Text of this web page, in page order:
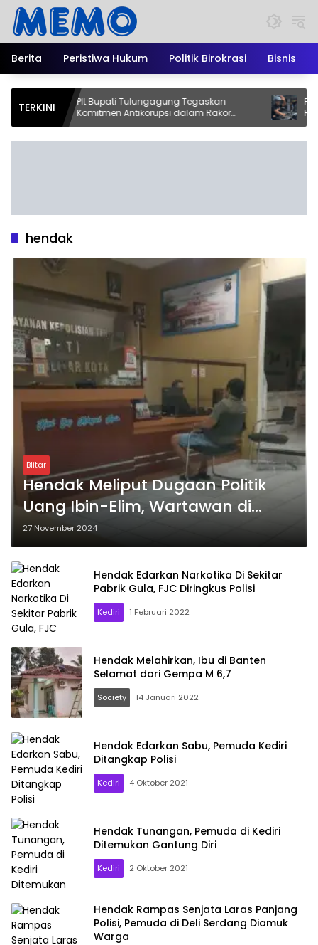
Langsung
konten
Berita
Peristiwa Hukum Politik Birokrasi Bisnis
TERKINIPlt Bupati Tulungagung Tegaskan
Komitmen Antikorupsi dalam Rakor
Penguatan Integritas di Grahadi
Ribuan
R2T, Plt
Gerakan
hendak
Blitar
Hendak Meliput Dugaan Politik
Uang Ibin-Elim, Wartawan di
Blitar Dipukuli Preman
27 November 2024
Hendak Edarkan Narkotika Di Sekitar
Pabrik Gula, FJC Diringkus Polisi
Kediri 1 Februari 2022
Hendak Melahirkan, Ibu di Banten
Selamat dari Gempa M 6,7
Society 14 Januari 2022
Hendak Edarkan Sabu, Pemuda Kediri
Ditangkap Polisi
Kediri 4 Oktober 2021
Hendak Tunangan, Pemuda di Kediri
Ditemukan Gantung Diri
Kediri 2 Oktober 2021
Hendak Rampas Senjata Laras Panjang
Polisi, Pemuda di Deli Serdang Diamuk
Warga